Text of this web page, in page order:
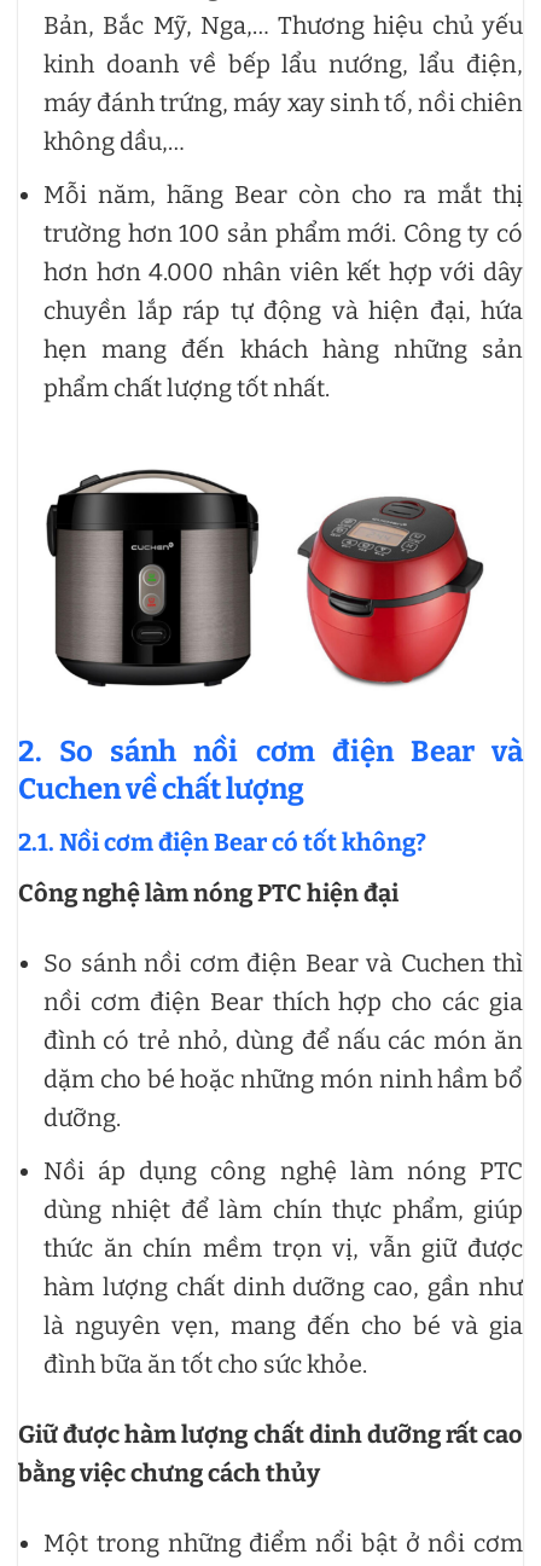
Bản, Bắc Mỹ, Nga,… Thương hiệu chủ yếu
kinh doanh về bếp lẩu nướng, lẩu điện,
máy đánh trứng, máy xay sinh tố, nồi chiên
không dầu,…
Mỗi năm, hãng Bear còn cho ra mắt thị
trường hơn 100 sản phẩm mới. Công ty có
hơn hơn 4.000 nhân viên kết hợp với dây
chuyền lắp ráp tự động và hiện đại, hứa
hẹn mang đến khách hàng những sản
phẩm chất lượng tốt nhất.
2. So sánh nồi cơm điện Bear và
Cuchen về chất lượng
2.1. Nồi cơm điện Bear có tốt không?
Công nghệ làm nóng PTC hiện đại
So sánh nồi cơm điện Bear và Cuchen thì
nồi cơm điện Bear thích hợp cho các gia
đình có trẻ nhỏ, dùng để nấu các món ăn
dặm cho bé hoặc những món ninh hầm bổ
dưỡng.
Nồi áp dụng công nghệ làm nóng PTC
dùng nhiệt để làm chín thực phẩm, giúp
thức ăn chín mềm trọn vị, vẫn giữ được
hàm lượng chất dinh dưỡng cao, gần như
là nguyên vẹn, mang đến cho bé và gia
đình bữa ăn tốt cho sức khỏe.
Giữ được hàm lượng chất dinh dưỡng rất cao
bằng việc chưng cách thủy
Một trong những điểm nổi bật ở nồi cơm